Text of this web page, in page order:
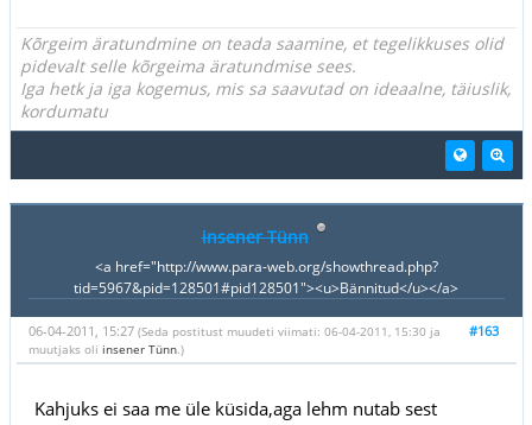
Kõrgeim äratundmine on teada saamine, et tegelikkuses olid
pidevalt selle kõrgeima äratundmise sees.
Iga hetk ja iga kogemus, mis sa saavutad on ideaalne, täiuslik,
kordumatu
insener Tünn
<a href="http://www.para-web.org/showthread.php?
tid=5967&pid=128501#pid128501"><u>Bännitud</u></a>
#163
06-04-2011, 15:27 (Seda postitust muudeti viimati: 06-04-2011, 15:30 ja
muutjaks oli insener Tünn.)
Kahjuks ei saa me üle küsida,aga lehm nutab sest